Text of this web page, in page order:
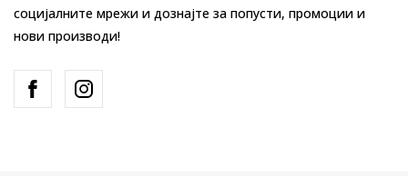
социјалните мрежи и дознајте за попусти, промоции и
нови производи!